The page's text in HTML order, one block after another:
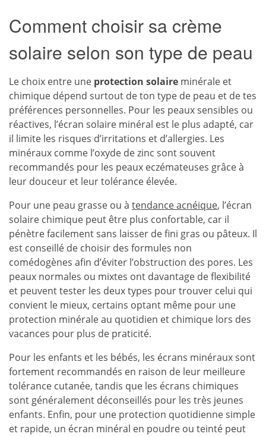
Comment choisir sa crème
solaire selon son type de peau
Le choix entre une protection solaire minérale et
chimique dépend surtout de ton type de peau et de tes
préférences personnelles. Pour les peaux sensibles ou
réactives, l’écran solaire minéral est le plus adapté, car
il limite les risques d’irritations et d’allergies. Les
minéraux comme l’oxyde de zinc sont souvent
recommandés pour les peaux eczémateuses grâce à
leur douceur et leur tolérance élevée.
Pour une peau grasse ou à tendance acnéique, l’écran
solaire chimique peut être plus confortable, car il
pénètre facilement sans laisser de fini gras ou pâteux. Il
est conseillé de choisir des formules non
comédogènes afin d’éviter l’obstruction des pores. Les
peaux normales ou mixtes ont davantage de flexibilité
et peuvent tester les deux types pour trouver celui qui
convient le mieux, certains optant même pour une
protection minérale au quotidien et chimique lors des
vacances pour plus de praticité.
Pour les enfants et les bébés, les écrans minéraux sont
fortement recommandés en raison de leur meilleure
tolérance cutanée, tandis que les écrans chimiques
sont généralement déconseillés pour les très jeunes
enfants. Enfin, pour une protection quotidienne simple
et rapide, un écran minéral en poudre ou teinté peut